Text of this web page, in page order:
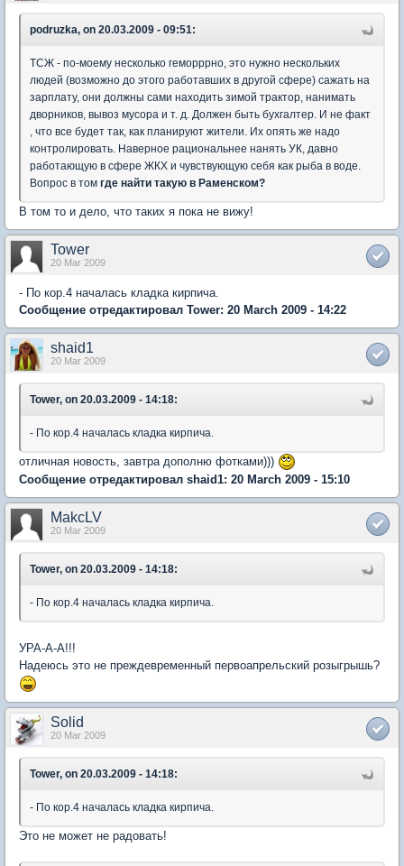
podruzka, on 20.03.2009 - 09:51:
ТСЖ - по-моему несколько геморррно, это нужно нескольких
людей (возможно до этого работавших в другой сфере) сажать на
зарплату, они должны сами находить зимой трактор, нанимать
дворников, вывоз мусора и т. д. Должен быть бухгалтер. И не факт
, что все будет так, как планируют жители. Их опять же надо
контролировать. Наверное рациональнее нанять УК, давно
работающую в сфере ЖКХ и чувствующую себя как рыба в воде.
Вопрос в том где найти такую в Раменском?
В том то и дело, что таких я пока не вижу!
Tower
20 Mar 2009
- По кор.4 началась кладка кирпича.
Сообщение отредактировал Tower: 20 March 2009 - 14:22
shaid1
20 Mar 2009
Tower, on 20.03.2009 - 14:18:
- По кор.4 началась кладка кирпича.
отличная новость, завтра дополню фотками)))
Сообщение отредактировал shaid1: 20 March 2009 - 15:10
MakcLV
20 Mar 2009
Tower, on 20.03.2009 - 14:18:
- По кор.4 началась кладка кирпича.
УРА-А-А!!!
Надеюсь это не преждевременный первоапрельский розыгрышь?
Solid
20 Mar 2009
Tower, on 20.03.2009 - 14:18:
- По кор.4 началась кладка кирпича.
Это не может не радовать!